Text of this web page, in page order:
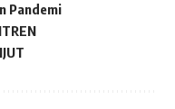
Pandemi